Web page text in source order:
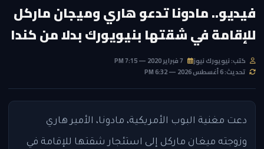
فيديو.. مادونا تدعو هاري وميجان ماركل
للإقامة في شقتها بنيويورك بدلا من كندا
كتب: نيويورك نيوز
تحديث: 6 أغسطس 2026 — 6:32 PM
دعت مغنية البوب الأمريكية، مادونا، الأمير هاري
وزوجته ميغان ماركل إلى استئجار شقتها للإقامة في